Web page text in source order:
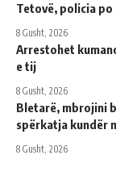
Tetovë, policia
8 Gusht, 2026
Arrestohet
e tij
8 Gusht, 2026
Bletarë, mbrojini
spërkatja kundër
8 Gusht, 2026